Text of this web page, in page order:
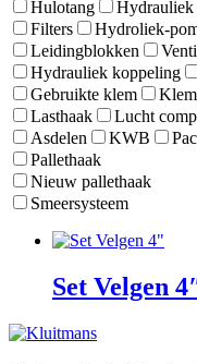
Hulotang
Hydrauliek
Filters
Hydroliek-
Leidingblokken
Hydrauliek koppeling
Gebruikte klem
Lasthaak
Lucht
Asdelen
KWB
Pallethaak
Nieuw pallethaak
Smeersysteem
Set Velgen